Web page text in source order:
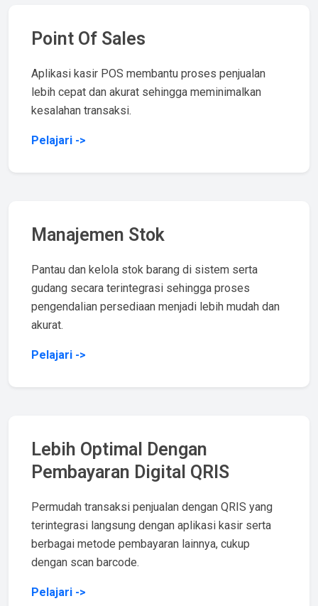
Point Of Sales
Aplikasi kasir POS membantu proses penjualan
lebih cepat dan akurat sehingga meminimalkan
kesalahan transaksi.
Pelajari ->
Manajemen Stok
Pantau dan kelola stok barang di sistem serta
gudang secara terintegrasi sehingga proses
pengendalian persediaan menjadi lebih mudah dan
akurat.
Pelajari ->
Lebih Optimal Dengan
Pembayaran Digital QRIS
Permudah transaksi penjualan dengan QRIS yang
terintegrasi langsung dengan aplikasi kasir serta
berbagai metode pembayaran lainnya, cukup
dengan scan barcode.
Pelajari ->